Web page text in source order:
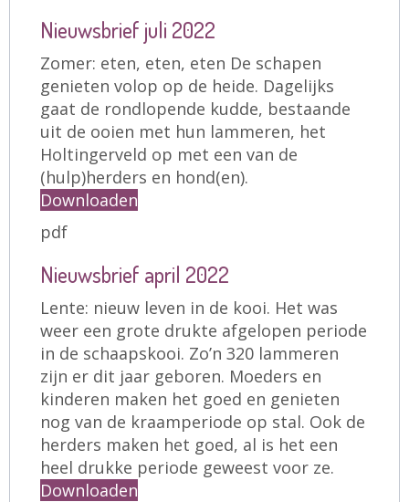
Nieuwsbrief juli 2022
Zomer: eten, eten, eten De schapen
genieten volop op de heide. Dagelijks
gaat de rondlopende kudde, bestaande
uit de ooien met hun lammeren, het
Holtingerveld op met een van de
(hulp)herders en hond(en).
Downloaden
pdf
Nieuwsbrief april 2022
Lente: nieuw leven in de kooi. Het was
weer een grote drukte afgelopen periode
in de schaapskooi. Zo’n 320 lammeren
zijn er dit jaar geboren. Moeders en
kinderen maken het goed en genieten
nog van de kraamperiode op stal. Ook de
herders maken het goed, al is het een
heel drukke periode geweest voor ze.
Downloaden